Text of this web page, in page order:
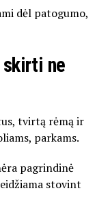
dėl patogumo,
ne
tvirtą rėmą ir
parkams.
pagrindinė
stovint